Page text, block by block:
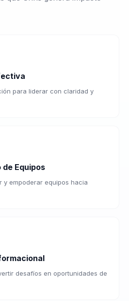
para liderar con claridad y
de Equipos
y empoderar equipos hacia
desafíos en oportunidades de